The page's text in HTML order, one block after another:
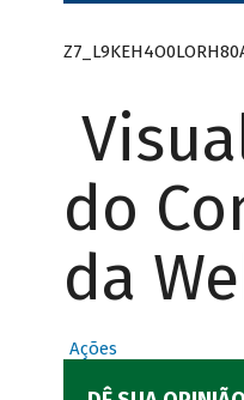
do
da
Ações